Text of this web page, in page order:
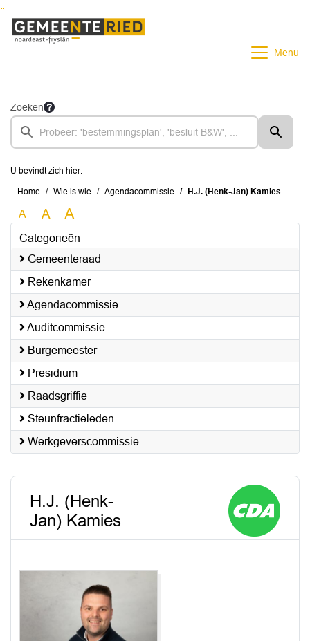
Menu
Zoeken
U bevindt zich hier:
Home Wie is wie Agendacommissie H.J. (Henk-Jan) Kamies
A A A
Categorieën
Gemeenteraad
Rekenkamer
Agendacommissie
Auditcommissie
Burgemeester
Presidium
Raadsgriffie
Steunfractieleden
Werkgeverscommissie
H.J. (Henk-
Jan) Kamies